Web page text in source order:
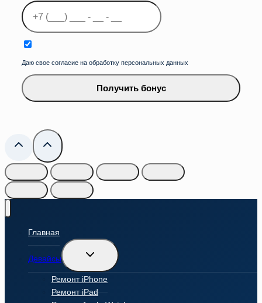
Даю свое согласие на обработку персональных данных
Получить бонус
Главная
Девайсы
Переключить
дочернее
меню
Ремонт iPhone
Ремонт iPad